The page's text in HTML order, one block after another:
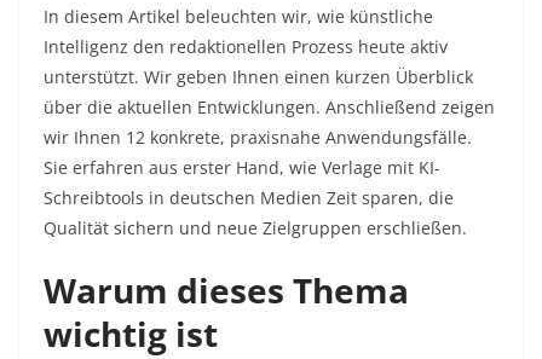
In diesem Artikel beleuchten wir, wie künstliche
Intelligenz den redaktionellen Prozess heute aktiv
unterstützt. Wir geben Ihnen einen kurzen Überblick
über die aktuellen Entwicklungen. Anschließend zeigen
wir Ihnen 12 konkrete, praxisnahe Anwendungsfälle.
Sie erfahren aus erster Hand, wie Verlage mit KI-
Schreibtools in deutschen Medien Zeit sparen, die
Qualität sichern und neue Zielgruppen erschließen.
Warum dieses Thema
wichtig ist